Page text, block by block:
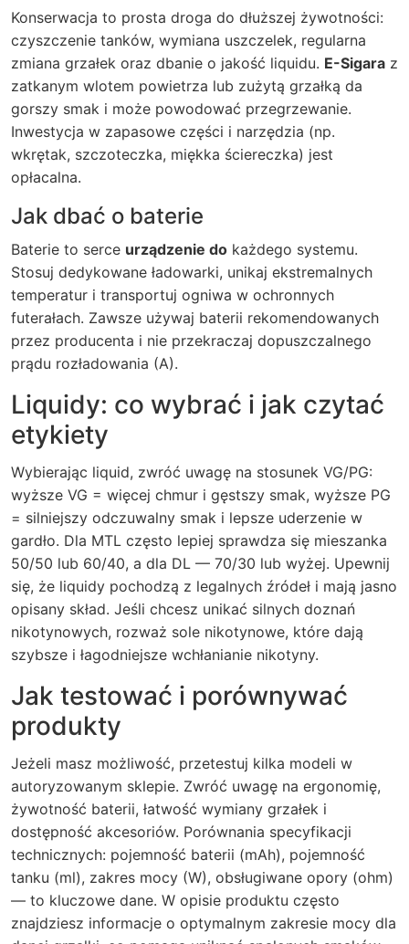
Konserwacja to prosta droga do dłuższej żywotności:
czyszczenie tanków, wymiana uszczelek, regularna
zmiana grzałek oraz dbanie o jakość liquidu. E-Sigara z
zatkanym wlotem powietrza lub zużytą grzałką da
gorszy smak i może powodować przegrzewanie.
Inwestycja w zapasowe części i narzędzia (np.
wkrętak, szczoteczka, miękka ściereczka) jest
opłacalna.
Jak dbać o baterie
Baterie to serce urządzenie do każdego systemu.
Stosuj dedykowane ładowarki, unikaj ekstremalnych
temperatur i transportuj ogniwa w ochronnych
futerałach. Zawsze używaj baterii rekomendowanych
przez producenta i nie przekraczaj dopuszczalnego
prądu rozładowania (A).
Liquidy: co wybrać i jak czytać
etykiety
Wybierając liquid, zwróć uwagę na stosunek VG/PG:
wyższe VG = więcej chmur i gęstszy smak, wyższe PG
= silniejszy odczuwalny smak i lepsze uderzenie w
gardło. Dla MTL często lepiej sprawdza się mieszanka
50/50 lub 60/40, a dla DL — 70/30 lub wyżej. Upewnij
się, że liquidy pochodzą z legalnych źródeł i mają jasno
opisany skład. Jeśli chcesz unikać silnych doznań
nikotynowych, rozważ sole nikotynowe, które dają
szybsze i łagodniejsze wchłanianie nikotyny.
Jak testować i porównywać
produkty
Jeżeli masz możliwość, przetestuj kilka modeli w
autoryzowanym sklepie. Zwróć uwagę na ergonomię,
żywotność baterii, łatwość wymiany grzałek i
dostępność akcesoriów. Porównania specyfikacji
technicznych: pojemność baterii (mAh), pojemność
tanku (ml), zakres mocy (W), obsługiwane opory (ohm)
— to kluczowe dane. W opisie produktu często
znajdziesz informacje o optymalnym zakresie mocy dla